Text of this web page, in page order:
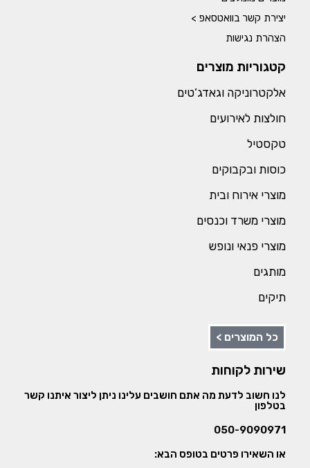
יצירת קשר בוואטסאפ >
הצהרת נגישות
קטגוריות מוצרים
אלקטרוניקה וגאדג’טים
חולצות לאירועים
טקסטיל
כוסות ובקבוקים
מוצרי אירוח ובית
מוצרי משרד וכנסים
מוצרי פנאי ונופש
מותגים
תיקים
כל המוצרים >
שירות לקוחות
לנו חשוב לדעת מה אתם חושבים עלינו ניתן ליצור איתנו קשר
בטלפון
050-9090971
או השאירו פרטים בטופס הבא: